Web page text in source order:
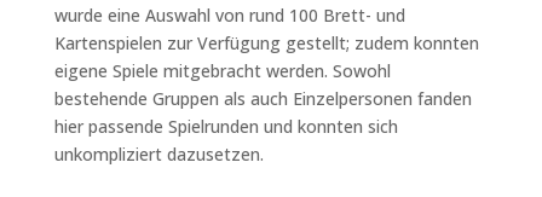
wurde eine Auswahl von rund 100 Brett- und
Kartenspielen zur Verfügung gestellt; zudem konnten
eigene Spiele mitgebracht werden. Sowohl
bestehende Gruppen als auch Einzelpersonen fanden
hier passende Spielrunden und konnten sich
unkompliziert dazusetzen.